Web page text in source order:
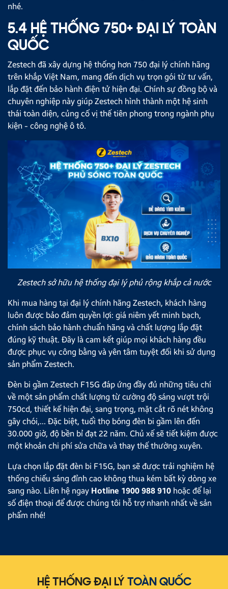
nhé.
5.4 HỆ THỐNG 750+ ĐẠI LÝ TOÀN
QUỐC
Zestech đã xây dựng hệ thống hơn 750 đại lý chính hãng
trên khắp Việt Nam, mang đến dịch vụ trọn gói từ tư vấn,
lắp đặt đến bảo hành điện tử hiện đại. Chính sự đồng bộ và
chuyên nghiệp này giúp Zestech hình thành một hệ sinh
thái toàn diện, củng cố vị thế tiên phong trong ngành phụ
kiện - công nghệ ô tô.
Zestech sở hữu hệ thống đại lý phủ rộng khắp cả nước
Khi mua hàng tại đại lý chính hãng Zestech, khách hàng
luôn được bảo đảm quyền lợi: giá niêm yết minh bạch,
chính sách bảo hành chuẩn hãng và chất lượng lắp đặt
đúng kỹ thuật. Đây là cam kết giúp mọi khách hàng đều
được phục vụ công bằng và yên tâm tuyệt đối khi sử dụng
sản phẩm Zestech.
Đèn bi gầm Zestech F15G đáp ứng đầy đủ những tiêu chí
về một sản phẩm chất lượng từ cường độ sáng vượt trội
750cd, thiết kế hiện đại, sang trọng, mặt cắt rõ nét không
gây chói,... Đặc biệt, tuổi thọ bóng đèn bi gầm lên đến
30.000 giờ, độ bền bỉ đạt 22 năm. Chủ xế sẽ tiết kiệm được
một khoản chi phí sửa chữa và thay thế thường xuyên.
Lựa chọn lắp đặt đèn bi F15G, bạn sẽ được trải nghiệm hệ
thống chiếu sáng đỉnh cao không thua kém bất kỳ dòng xe
sang nào. Liên hệ ngay Hotline 1900 988 910 hoặc để lại
số điện thoại để được chúng tôi hỗ trợ nhanh nhất về sản
phẩm nhé!
HỆ THỐNG ĐẠI LÝ TOÀN QUỐC